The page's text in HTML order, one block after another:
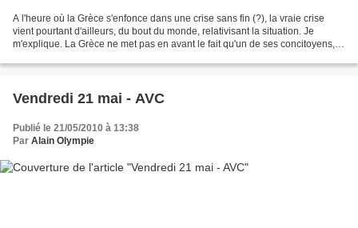
A l'heure où la Grèce s'enfonce dans une crise sans fin (?), la vraie crise
vient pourtant d'ailleurs, du bout du monde, relativisant la situation. Je
m'explique. La Grèce ne met pas en avant le fait qu'un de ses concitoyens,
Vendredi 21 mai - AVC
Publié le 21/05/2010 à 13:38
Par Alain Olympie